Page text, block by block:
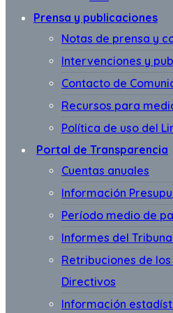
Prensa y publicaciones
Notas de prensa y
Intervenciones y
Contacto de
Recursos para
Política de uso del
Portal de Transparencia
Cuentas anuales
Información
Período medio de
Informes del
Retribuciones de
Directivos
Información